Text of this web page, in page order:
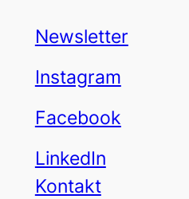
Newsletter
Instagram
Facebook
LinkedIn
Kontakt